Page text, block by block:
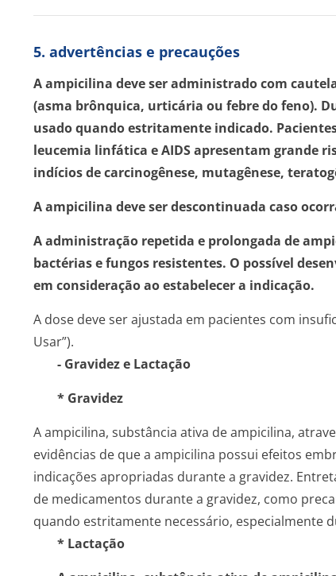
5. advertências e precauções
A ampicilina deve ser administrado com
(asma brônquica, urticária ou febre do feno).
usado quando estritamente indicado.
leucemia linfática e AIDS apresentam grande
indícios de carcinogênese, mutagênese,
A ampicilina deve ser descontinuada caso
A administração repetida e prolongada de
bactérias e fungos resistentes. O possível
em consideração ao estabelecer a indicação.
A dose deve ser ajustada em pacientes com
Usar”).
- Gravidez e Lactação
* Gravidez
A ampicilina, substância ativa de ampicilina,
evidências de que a ampicilina possui efeitos
indicações apropriadas durante a gravidez.
de medicamentos durante a gravidez, como
quando estritamente necessário, especialmente
* Lactação